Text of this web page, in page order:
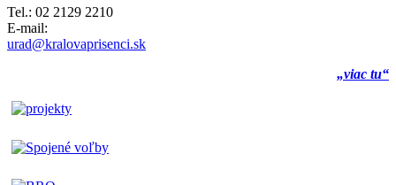
Tel.: 02 2129 2210
E-mail:
urad@kralovaprisenci.sk
„viac tu“